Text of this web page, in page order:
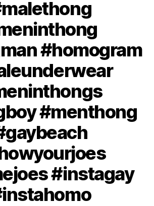
#homogram
#menthong
#instagay